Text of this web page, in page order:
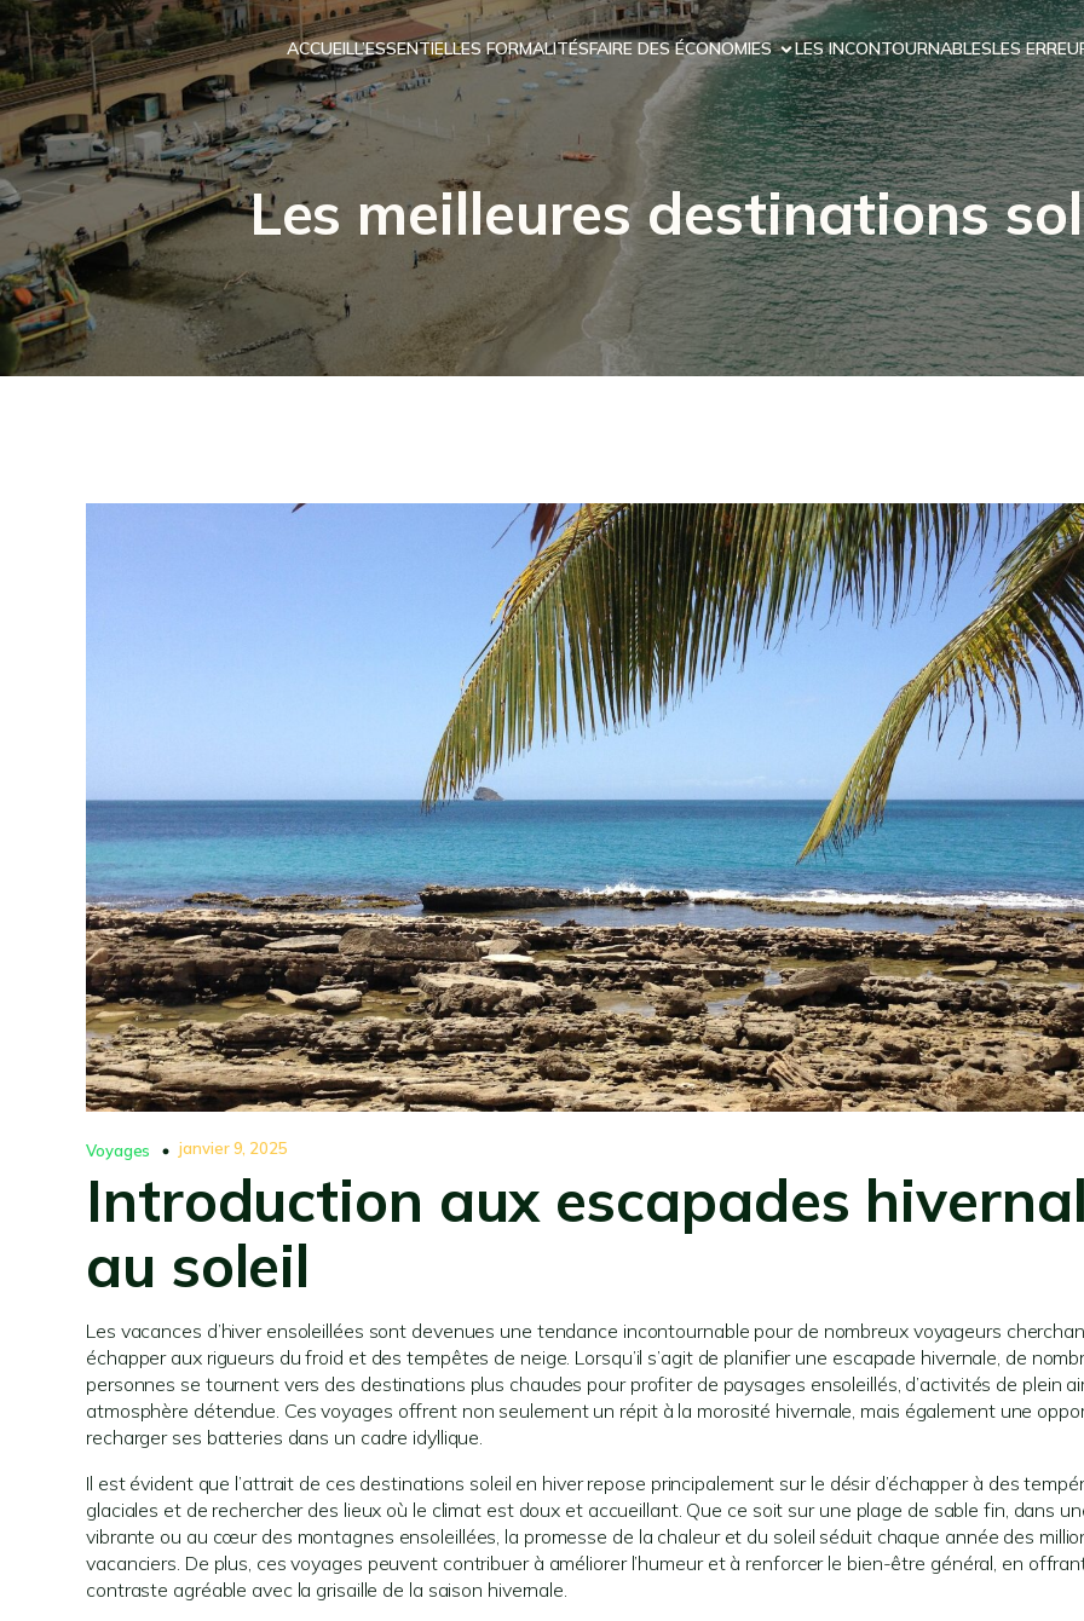
ACCUEILL’ESSENTIELLES FORMALITÉSFAIRE DES ÉCONOMIES LES INCONTOURNABLESLES
Les meilleures destinations
Voyages janvier 9, 2025
Introduction aux escapades
au soleil
Les vacances d’hiver ensoleillées sont devenues une tendance incontournable pour de nombreux voyageurs
échapper aux rigueurs du froid et des tempêtes de neige. Lorsqu’il s’agit de planifier une escapade hivernale, de
personnes se tournent vers des destinations plus chaudes pour profiter de paysages ensoleillés, d’activités de plein
atmosphère détendue. Ces voyages offrent non seulement un répit à la morosité hivernale, mais également une
recharger ses batteries dans un cadre idyllique.
Il est évident que l’attrait de ces destinations soleil en hiver repose principalement sur le désir d’échapper à des
glaciales et de rechercher des lieux où le climat est doux et accueillant. Que ce soit sur une plage de sable fin, dans
vibrante ou au cœur des montagnes ensoleillées, la promesse de la chaleur et du soleil séduit chaque année des
vacanciers. De plus, ces voyages peuvent contribuer à améliorer l’humeur et à renforcer le bien-être général, en
contraste agréable avec la grisaille de la saison hivernale.